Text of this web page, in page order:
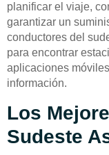
planificar el viaje,
garantizar un
conductores del
para encontrar
aplicaciones
información.
Los
Sudeste